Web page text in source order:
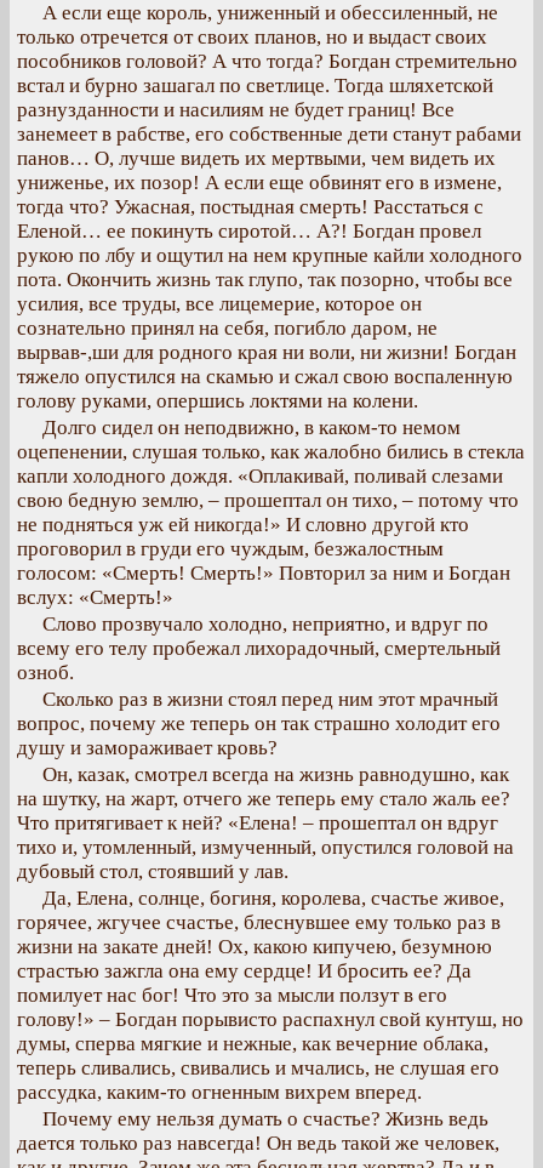
А если еще король, униженный и обессиленный, не
только отречется от своих планов, но и выдаст своих
пособников головой? А что тогда? Богдан стремительно
встал и бурно зашагал по светлице. Тогда шляхетской
разнузданности и насилиям не будет границ! Все
занемеет в рабстве, его собственные дети станут рабами
панов… О, лучше видеть их мертвыми, чем видеть их
униженье, их позор! А если еще обвинят его в измене,
тогда что? Ужасная, постыдная смерть! Расстаться с
Еленой… ее покинуть сиротой… А?! Богдан провел
рукою по лбу и ощутил на нем крупные кайли холодного
пота. Окончить жизнь так глупо, так позорно, чтобы все
усилия, все труды, все лицемерие, которое он
сознательно принял на себя, погибло даром, не
вырвав-,ши для родного края ни воли, ни жизни! Богдан
тяжело опустился на скамью и сжал свою воспаленную
голову руками, опершись локтями на колени.
Долго сидел он неподвижно, в каком-то немом
оцепенении, слушая только, как жалобно бились в стекла
капли холодного дождя. «Оплакивай, поливай слезами
свою бедную землю, – прошептал он тихо, – потому что
не подняться уж ей никогда!» И словно другой кто
проговорил в груди его чуждым, безжалостным
голосом: «Смерть! Смерть!» Повторил за ним и Богдан
вслух: «Смерть!»
Слово прозвучало холодно, неприятно, и вдруг по
всему его телу пробежал лихорадочный, смертельный
озноб.
Сколько раз в жизни стоял перед ним этот мрачный
вопрос, почему же теперь он так страшно холодит его
душу и замораживает кровь?
Он, казак, смотрел всегда на жизнь равнодушно, как
на шутку, на жарт, отчего же теперь ему стало жаль ее?
Что притягивает к ней? «Елена! – прошептал он вдруг
тихо и, утомленный, измученный, опустился головой на
дубовый стол, стоявший у лав.
Да, Елена, солнце, богиня, королева, счастье живое,
горячее, жгучее счастье, блеснувшее ему только раз в
жизни на закате дней! Ох, какою кипучею, безумною
страстью зажгла она ему сердце! И бросить ее? Да
помилует нас бог! Что это за мысли ползут в его
голову!» – Богдан порывисто распахнул свой кунтуш, но
думы, сперва мягкие и нежные, как вечерние облака,
теперь сливались, свивались и мчались, не слушая его
рассудка, каким-то огненным вихрем вперед.
Почему ему нельзя думать о счастье? Жизнь ведь
дается только раз навсегда! Он ведь такой же человек,